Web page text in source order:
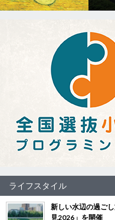
ライフスタイル
新しい水辺の過ご
見2026」を開催